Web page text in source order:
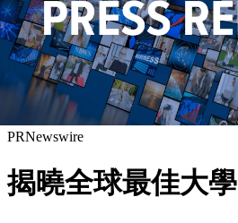
PRNewswire
揭曉全球最佳大學